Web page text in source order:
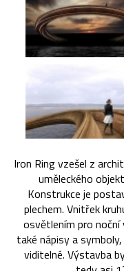
Iron Ring vzešel z
uměleckého
Konstrukce je
plechem. Vnitřek
osvětlením pro
také nápisy a
viditelné. Výstavba